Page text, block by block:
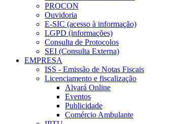
PROCON
Ouvidoria
E-SIC (acesso à informação)
LGPD (informações)
Consulta de Protocolos
SEI (Consulta Externa)
EMPRESA
ISS - Emissão de Notas Fiscais
Licenciamento e fiscalização
Alvará Online
Eventos
Publicidade
Comércio Ambulante